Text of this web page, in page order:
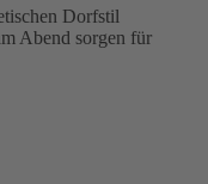
Dorfstil
Abend sorgen für